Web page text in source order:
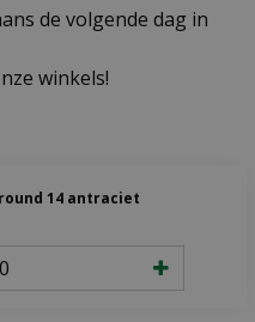
de volgende dag in
winkels!
14 antraciet